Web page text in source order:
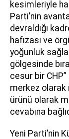
kesimleriyle
Parti’nin
devraldığı
hafızası ve
yoğunluk
gölgesinde
cesur bir
merkez olarak
ürünü olarak
cevabına
Yeni Parti’nin